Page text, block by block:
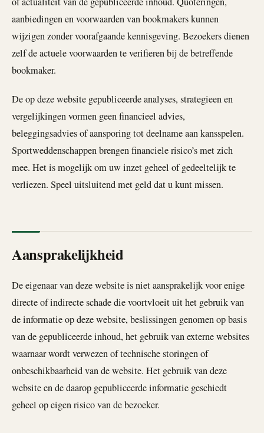
aanbiedingen en voorwaarden van bookmakers kunnen
wijzigen zonder voorafgaande kennisgeving. Bezoekers dienen
zelf de actuele voorwaarden te verifieren bij de betreffende
bookmaker.
De op deze website gepubliceerde analyses, strategieen en
vergelijkingen vormen geen financieel advies,
beleggingsadvies of aansporing tot deelname aan kansspelen.
Sportweddenschappen brengen financiele risico’s met zich
mee. Het is mogelijk om uw inzet geheel of gedeeltelijk te
verliezen. Speel uitsluitend met geld dat u kunt missen.
Aansprakelijkheid
De eigenaar van deze website is niet aansprakelijk voor enige
directe of indirecte schade die voortvloeit uit het gebruik van
de informatie op deze website, beslissingen genomen op basis
van de gepubliceerde inhoud, het gebruik van externe websites
waarnaar wordt verwezen of technische storingen of
onbeschikbaarheid van de website. Het gebruik van deze
website en de daarop gepubliceerde informatie geschiedt
geheel op eigen risico van de bezoeker.